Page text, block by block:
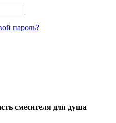
пароль?
смесителя для душа